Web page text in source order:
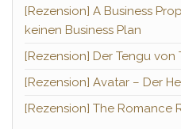
[Rezension] A Business
keinen Business Plan
[Rezension] Der Tengu von
[Rezension] Avatar – Der
[Rezension] The Romance